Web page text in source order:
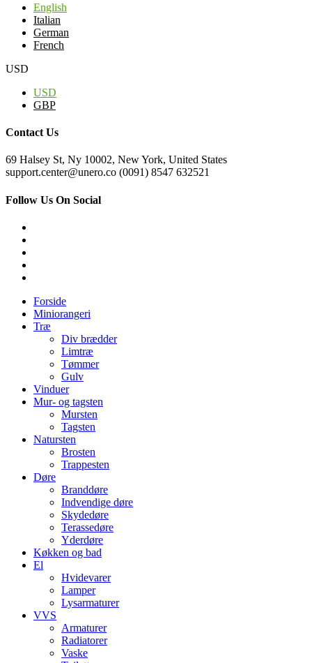
English
Italian
German
French
USD
USD
GBP
Contact Us
69 Halsey St, Ny 10002, New York, United States
support.center@unero.co (0091) 8547 632521
Follow Us On Social
Forside
Miniorangeri
Træ
Div brædder
Limtræ
Tømmer
Gulv
Vinduer
Mur- og tagsten
Mursten
Tagsten
Natursten
Brosten
Trappesten
Døre
Branddøre
Indvendige døre
Skydedøre
Terassedøre
Yderdøre
Køkken og bad
El
Hvidevarer
Lamper
Lysarmaturer
VVS
Armaturer
Radiatorer
Vaske